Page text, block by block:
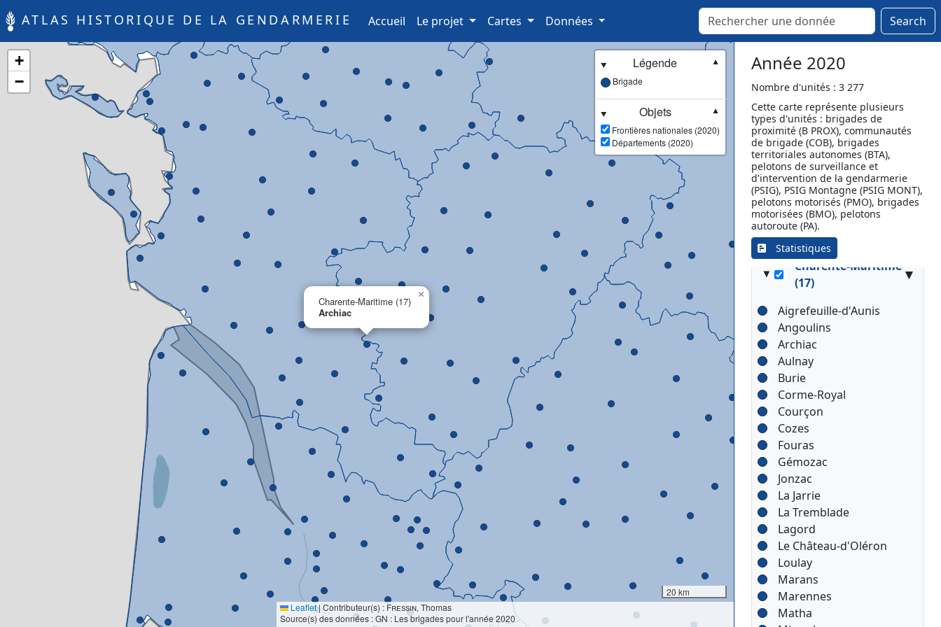
ATLAS HISTORIQUE DE LA GENDARMERIE Accueil (current)
Le projet Cartes Données Search
Charente-Maritime (17)
Archiac
×
+
−
Légende
▼
Brigade
Objets
▼
Frontières nationales (2020)
Départements (2020)
20 km
Leaflet| Contributeur(s) : Fressin, Thomas
Source(s) des données : GN : Les brigades pour l'année 2020
Année 2020
Nombre d'unités : 3 277
Cette carte représente plusieurs
types d'unités : brigades de
proximité (B PROX), communautés
de brigade (COB), brigades
territoriales autonomes (BTA),
pelotons de surveillance et
d'intervention de la gendarmerie
(PSIG), PSIG Montagne (PSIG MONT),
pelotons motorisés (PMO), brigades
motorisées (BMO), pelotons
autoroute (PA).
Statistiques
Jarnac
La Rochefoucauld
Mansle
Montbron
Montembœuf
Montignac-Charente
Montmoreau
Rouillac
Roumazières-Loubert
Ruffec
Segonzac
Villebois-Lavalette
Villefagnan
Charente-Maritime
(17)
▾
Aigrefeuille-d'Aunis
Angoulins
Archiac
Aulnay
Burie
Corme-Royal
Courçon
Cozes
Fouras
Gémozac
Jonzac
La Jarrie
La Tremblade
Lagord
Le Château-d'Oléron
Loulay
Marans
Marennes
Matha